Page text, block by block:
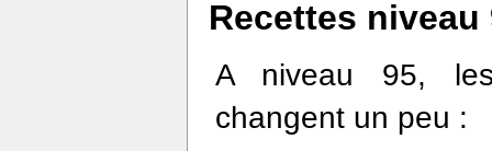
Recettes niveau
A niveau 95,
changent un peu :